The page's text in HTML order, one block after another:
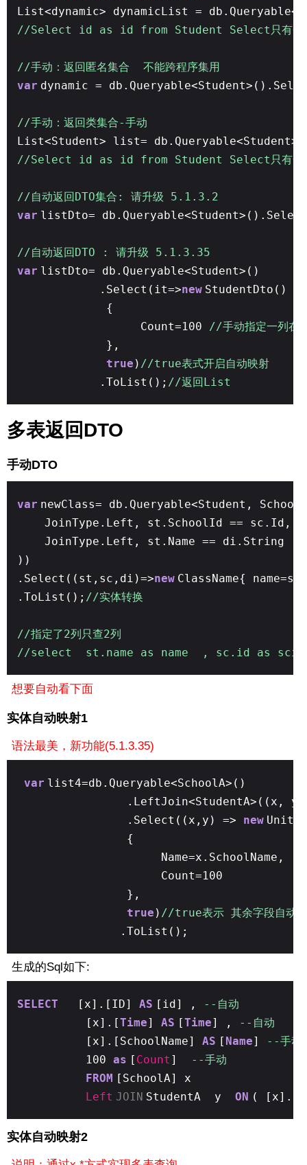
List<dynamic> dynamicList =
//Select id as id from Student Select只有一列
//手动：返回匿名集合 不能跨程序集用
var dynamic =
//手动：返回类集合-手动
List<Student> list=
//Select id as id from Student Select只有一列
//自动返回DTO集合: 请升级 5.1.3.2
var listDto=
//自动返回DTO : 请升级 5.1.3.35
var listDto= db.Queryable<Student>()
.Select(it=>new StudentDto()
{
Count=100
//手动指定一列在
},
true ) //true表式开启自动映射
.ToList(); //返回List
多表返回DTO
手动DTO
var newClass= db.Queryable<Student,
JoinType.Left, st.SchoolId == sc.Id,
JoinType.Left, st.Name == di.String
))
.Select((st,sc,di)=>new ClassName{
.ToList(); //实体转换
//指定了2列只查2列
//select st.name as name , sc.id as scid
想要自动看下面
实体自动映射1
语法最美，新功能(5.1.3.35)
var list4=db.Queryable<SchoolA>()
.LeftJoin<StudentA>((x,
.Select((x,y) => new
{
Name=x.SchoolName,
Count=100
},
true ) //true表示 其余字段自动映
.ToList();
生成的Sql如下:
SELECT [x].[ID] AS [id] ,
--自动
[x].[Time] AS [Time] ,
--自动
[x].[SchoolName] AS [ Name]
--手
100 as [ Count ]
--手动
FROM
[SchoolA] x
Left JOIN StudentA y ON (
实体自动映射2